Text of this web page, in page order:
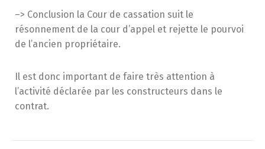
–> Conclusion la Cour de cassation suit le
résonnement de la cour d’appel et rejette le pourvoi
de l’ancien propriétaire.
Il est donc important de faire très attention à
l’activité déclarée par les constructeurs dans le
contrat.